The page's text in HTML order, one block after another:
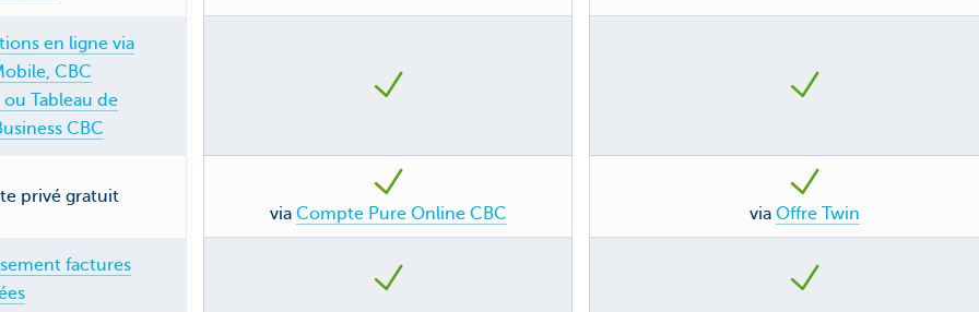
en ligne via
CBC
Tableau de
CBC
privé gratuit
factures
via Compte Pure Online CBC via Offre Twin